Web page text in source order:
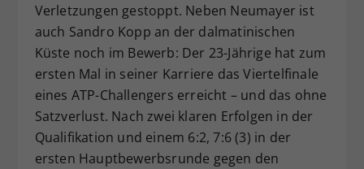
Verletzungen gestoppt. Neben Neumayer ist
auch Sandro Kopp an der dalmatinischen
Küste noch im Bewerb: Der 23-Jährige hat zum
ersten Mal in seiner Karriere das Viertelfinale
eines ATP-Challengers erreicht – und das ohne
Satzverlust. Nach zwei klaren Erfolgen in der
Qualifikation und einem 6:2, 7:6 (3) in der
ersten Hauptbewerbsrunde gegen den